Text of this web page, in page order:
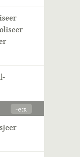
-eːʀ
sjeer